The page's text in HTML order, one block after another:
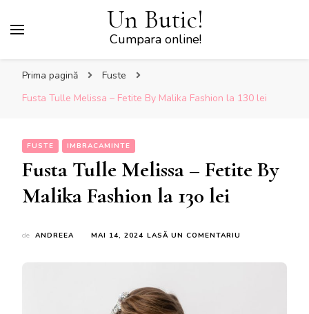
Un Butic!
Cumpara online!
Prima pagină
Fuste
Fusta Tulle Melissa – Fetite By Malika Fashion la 130 lei
FUSTE IMBRACAMINTE
Fusta Tulle Melissa – Fetite By
Malika Fashion la 130 lei
de ANDREEA MAI 14, 2024 LASĂ UN COMENTARIU